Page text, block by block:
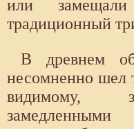
или
традиционный
В древнем
несомненно шел
видимому,
замедленными